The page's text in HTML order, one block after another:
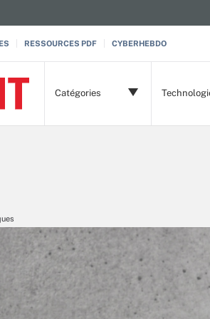
RESSOURCES PDF CYBERHEBDO
Catégories